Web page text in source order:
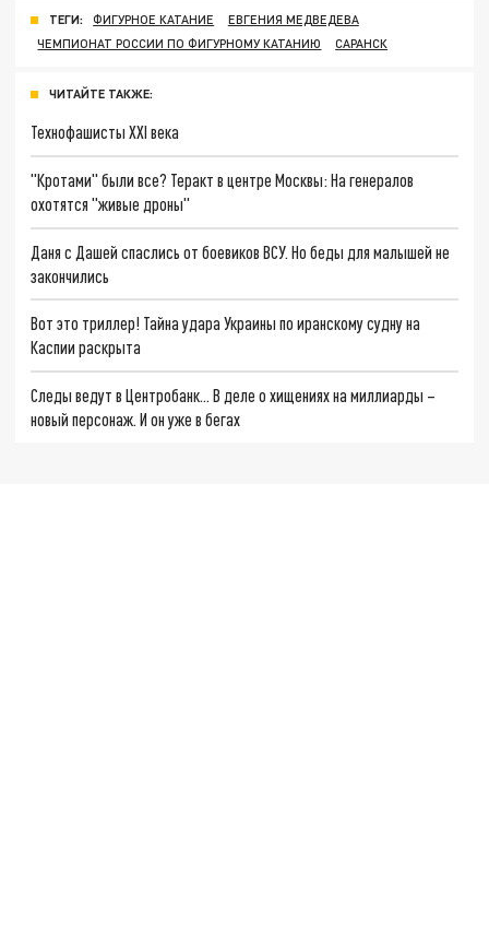
ТЕГИ: ФИГУРНОЕ КАТАНИЕ
ЕВГЕНИЯ МЕДВЕДЕВА
ЧЕМПИОНАТ РОССИИ ПО ФИГУРНОМУ КАТАНИЮ
САРАНСК
ЧИТАЙТЕ ТАКЖЕ:
Технофашисты XXI века
"Кротами" были все? Теракт в центре Москвы: На генералов
охотятся "живые дроны"
Даня с Дашей спаслись от боевиков ВСУ. Но беды для малышей не
закончились
Вот это триллер! Тайна удара Украины по иранскому судну на
Каспии раскрыта
Следы ведут в Центробанк… В деле о хищениях на миллиарды –
новый персонаж. И он уже в бегах